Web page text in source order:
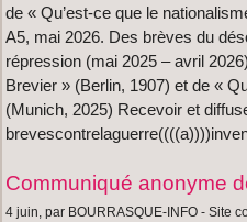
de « Qu’est-ce que le
A5, mai 2026. Des brèves du
répression (mai 2025 – avril
Brevier » (Berlin, 1907) et de «
(Munich, 2025) Recevoir et
Communiqué anonyme
4 juin, par BOURRASQUE-INFO - Site